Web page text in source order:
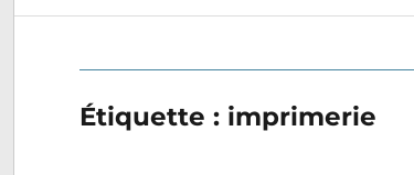
Étiquette : imprimerie